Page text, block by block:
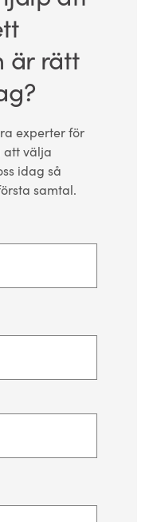
är rätt
experter för
att välja
idag så
samtal.